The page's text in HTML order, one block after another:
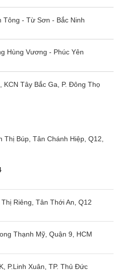
dễ dàng.
bạn có thể dễ dàng
V10APFUV có kết nối
ra, người dùng có thể
lên 1-2 độ để phù hợp với
thấp vào ban đêm. Đặc
V10APFUV tích hợp
máy lạnh. Vì vậy, không
Tông - Từ Sơn - Bắc Ninh
Hùng Vương - Phúc Yên
KCN Tây Bắc Ga, P. Đông Thọ
Thị Búp, Tân Chánh Hiệp, Q12,
Riêng, Tân Thới An, Q12
Thạnh Mỹ, Quận 9, HCM
P.Linh Xuân, TP. Thủ Đức